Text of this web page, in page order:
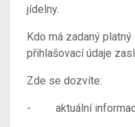
jídelny.
Kdo má zadaný
přihlašovací údaje
Zde se dozvíte:
- aktuální